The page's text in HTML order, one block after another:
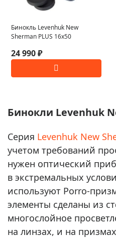
Бинокль Levenhuk New
Sherman PLUS 16x50
24 990 ₽
Бинокли Levenhuk
Серия Levenhuk New
учетом требований
нужен оптический
в экстремальных
используют Porro-
элементы сделаны из
многослойное
на линзах, и на